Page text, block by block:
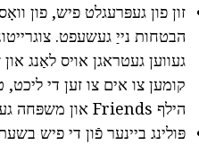
זון פון געפּרעגלט פיש, פון
הבטחות נייַ געשעפט.
געווען געטראגן אויס לאַנג
קומען צו אים צו זען די ליכט,
הילף Friends און משפּחה געראַנטיז זייַן הצלחה.
פּולינג ביינער פֿון די פיש